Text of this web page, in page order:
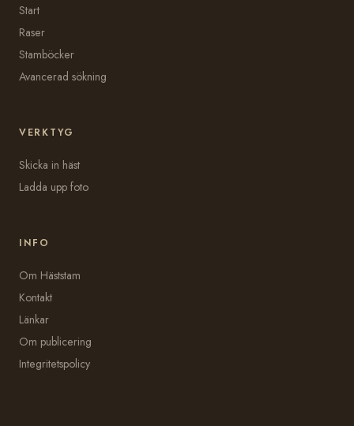
Start
Raser
Stamböcker
Avancerad sökning
VERKTYG
Skicka in häst
Ladda upp foto
INFO
Om Häststam
Kontakt
Länkar
Om publicering
Integritetspolicy